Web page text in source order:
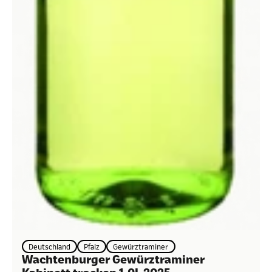
Deutschland Pfalz Gewürztraminer
Wachtenburger Gewürztraminer